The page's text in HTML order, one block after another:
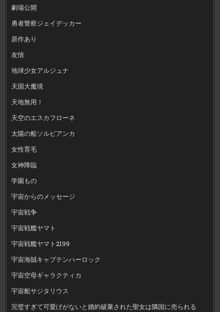
劇場公開
勇者警察ジェイデッカー
原作あり
友情
地球少女アルジュナ
天国大魔境
天地無用！
天空のエスカフローネ
太陽の船ソルビアンカ
女性育毛
女神降臨
学園もの
宇宙からのメッセージ
宇宙戦争
宇宙戦艦ヤマト
宇宙戦艦ヤマト2199
宇宙海賊キャプテンハーロック
宇宙空母ギャラクティカ
宇宙船サジタリウス
完璧すぎて可愛げがないと婚約破棄された聖女は隣国に売られる